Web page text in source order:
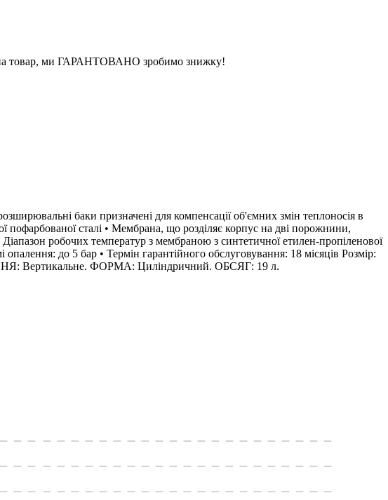
на товар, ми ГАРАНТОВАНО зробимо знижку!
баки призначені для компенсації об'ємних змін теплоносія в
пофарбованої сталі • Мембрана, що розділяє корпус на дві порожнини,
робочих температур з мембраною з синтетичної етилен-пропіленової
до 5 бар • Термін гарантійного обслуговування: 18 місяців Розмір:
Вертикальне. ФОРМА: Циліндричний. ОБСЯГ: 19 л.